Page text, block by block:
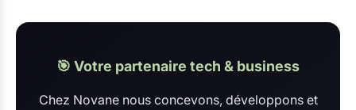
🎯 Votre partenaire tech & business
Chez Novane nous concevons, développons et